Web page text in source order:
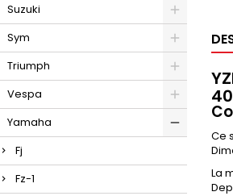
Suzuki
Sym
Triumph
Vespa
Yamaha
Fj
Fz-1
Ce
La